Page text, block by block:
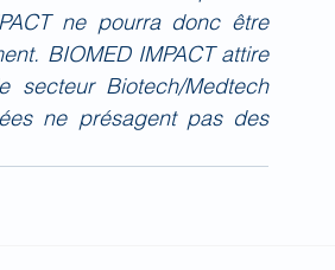
ne pourra donc être
BIOMED IMPACT attire
secteur Biotech/Medtech
ne présagent pas des